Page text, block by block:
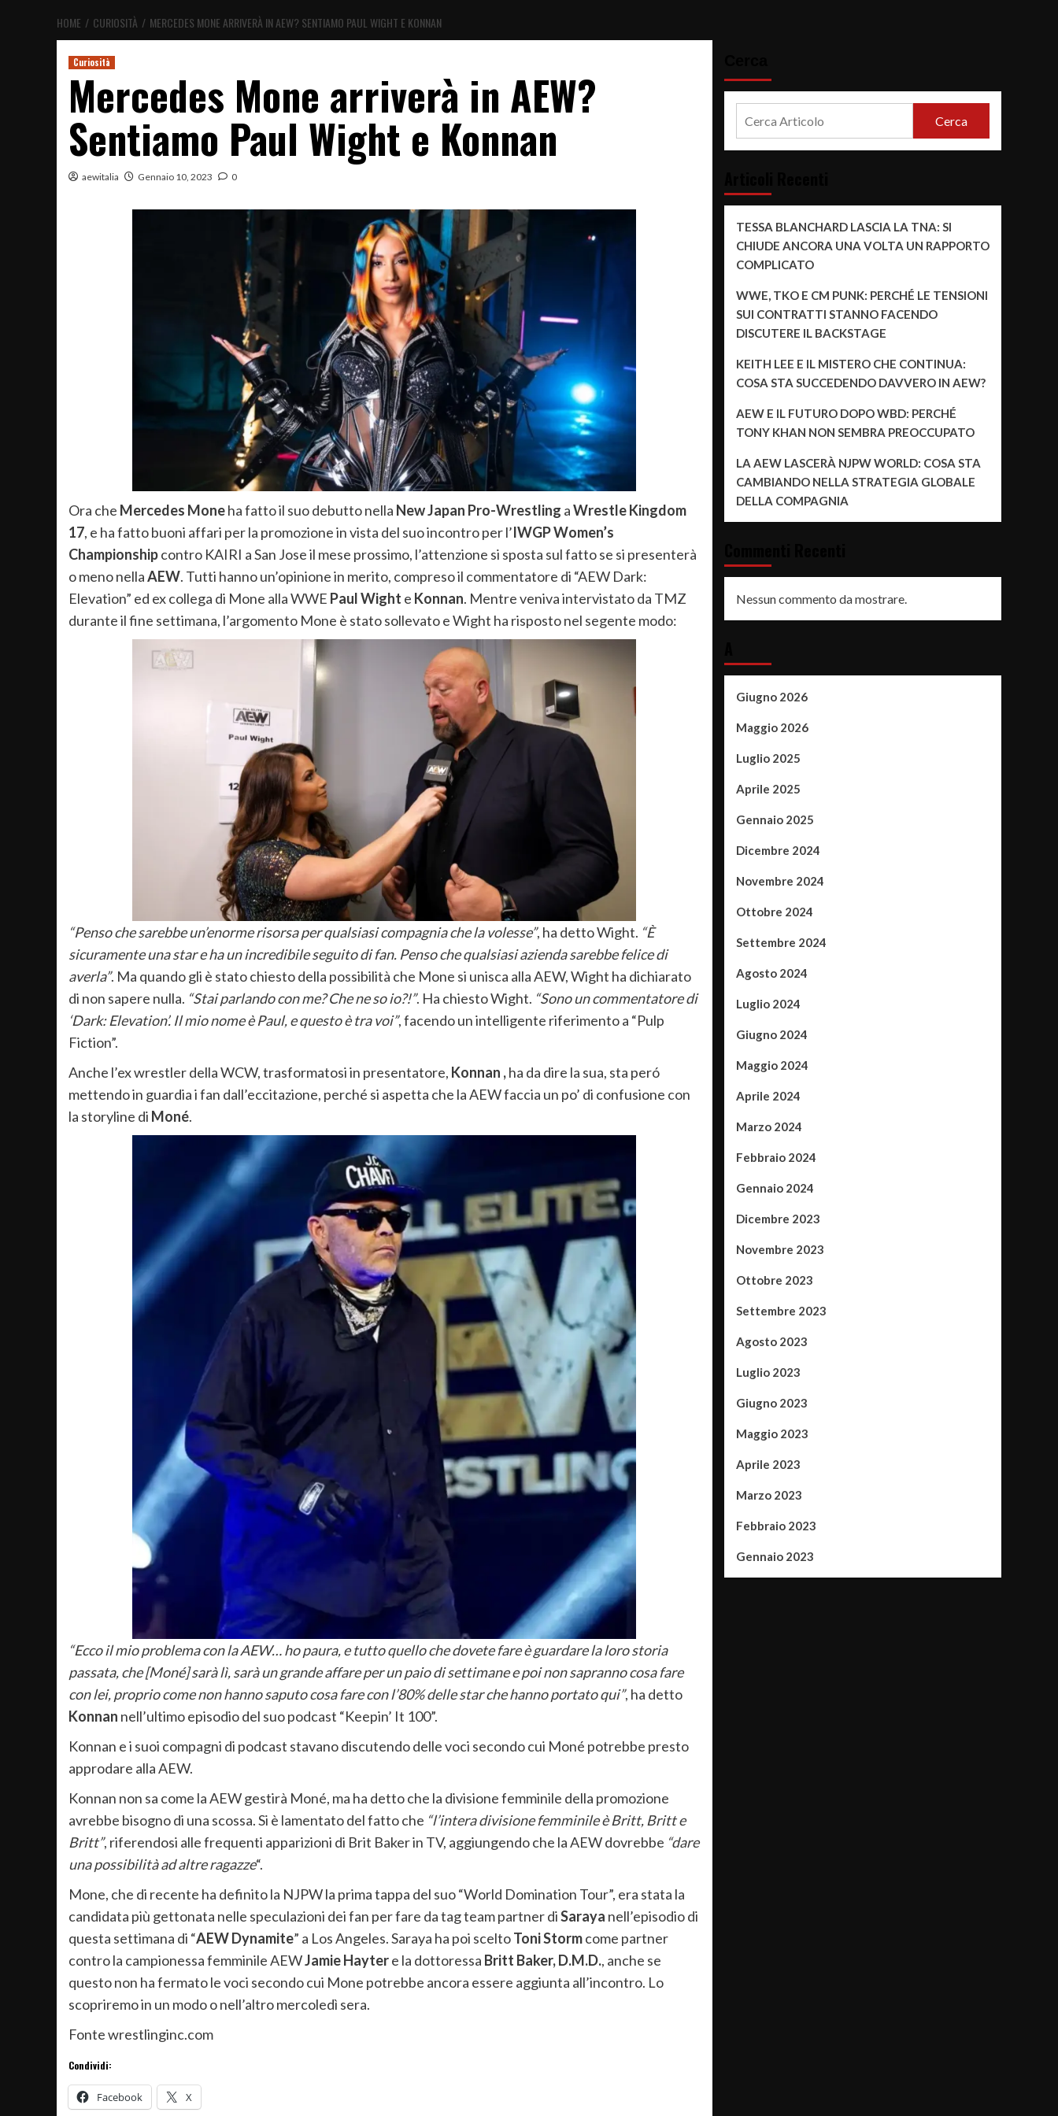
HOME CURIOSITÀ MERCEDES MONE ARRIVERÀ IN AEW? SENTIAMO PAUL WIGHT E KONNAN
Curiosità
Mercedes Mone arriverà in AEW?
Sentiamo Paul Wight e Konnan
aewitalia Gennaio 10, 2023 0
Ora che Mercedes Moneha fatto il suo debutto nella New Japan Pro-Wrestling aWrestle Kingdom
17, e ha fatto buoni affari per la promozione in vista del suo incontro per l’IWGP Women’s
Championshipcontro KAIRI a San Jose il mese prossimo, l’attenzione si sposta sul fatto se si presenterà
o meno nellaAEW. Tutti hanno un’opinione in merito, compreso il commentatore di “AEW Dark:
Elevation” ed ex collega di Mone alla WWE Paul Wight e Konnan. Mentre veniva intervistato da TMZ
durante il fine settimana, l’argomento Mone è stato sollevato e Wight ha risposto nel segente modo:
“Penso che sarebbe un’enorme risorsa per qualsiasi compagnia che la volesse”, ha detto Wight. “È
sicuramente una star e ha un incredibile seguito di fan. Penso che qualsiasi azienda sarebbe felice di
averla”. Ma quando gli è stato chiesto della possibilità che Mone si unisca alla AEW, Wight ha dichiarato
di non sapere nulla. “Stai parlando con me? Che ne so io?!”. Ha chiesto Wight. “Sono un commentatore di
‘Dark: Elevation’. Il mio nome è Paul, e questo è tra voi”, facendo un intelligente riferimento a “Pulp
Fiction”.
Anche l’ex wrestler della WCW, trasformatosi in presentatore, Konnan ,ha da dire la sua, sta peró
mettendo in guardia i fan dall’eccitazione, perché si aspetta che la AEW faccia un po’ di confusione con
la storyline di Moné.
“Ecco il mio problema con la AEW… ho paura, e tutto quello che dovete fare è guardare la loro storia
passata, che [Moné] sarà lì, sarà un grande affare per un paio di settimane e poi non sapranno cosa fare
con lei, proprio come non hanno saputo cosa fare con l’80% delle star che hanno portato qui”, ha detto
Konnan nell’ultimo episodio del suo podcast “Keepin’ It 100”.
Konnan e i suoi compagni di podcast stavano discutendo delle voci secondo cui Moné potrebbe presto
approdare alla AEW.
Konnan non sa come la AEW gestirà Moné, ma ha detto che la divisione femminile della promozione
avrebbe bisogno di una scossa. Si è lamentato del fatto che “l’intera divisione femminile è Britt, Britt e
Britt”, riferendosi alle frequenti apparizioni di Brit Baker in TV, aggiungendo che la AEW dovrebbe “dare
una possibilità ad altre ragazze“.
Mone, che di recente ha definito la NJPW la prima tappa del suo “World Domination Tour”, era stata la
candidata più gettonata nelle speculazioni dei fan per fare da tag team partner diSaraya nell’episodio di
questa settimana di “AEW Dynamite” a Los Angeles. Saraya ha poi sceltoToni Stormcome partner
contro la campionessa femminile AEWJamie Haytere la dottoressa Britt Baker, D.M.D., anche se
questo non ha fermato le voci secondo cui Mone potrebbe ancora essere aggiunta all’incontro. Lo
scopriremo in un modo o nell’altro mercoledì sera.
Fonte wrestlinginc.com
Condividi:
Facebook X
Cerca
TESSA BLANCHARD LASCIA LA TNA: SI
CHIUDE ANCORA UNA VOLTA UN RAPPORTO
COMPLICATO
WWE, TKO E CM PUNK: PERCHÉ LE TENSIONI
SUI CONTRATTI STANNO FACENDO
DISCUTERE IL BACKSTAGE
KEITH LEE E IL MISTERO CHE CONTINUA:
COSA STA SUCCEDENDO DAVVERO IN AEW?
AEW E IL FUTURO DOPO WBD: PERCHÉ
TONY KHAN NON SEMBRA PREOCCUPATO
LA AEW LASCERÀ NJPW WORLD: COSA STA
CAMBIANDO NELLA STRATEGIA GLOBALE
DELLA COMPAGNIA
Nessun commento da mostrare.
Giugno 2026
Maggio 2026
Luglio 2025
Aprile 2025
Gennaio 2025
Dicembre 2024
Novembre 2024
Ottobre 2024
Settembre 2024
Agosto 2024
Luglio 2024
Giugno 2024
Maggio 2024
Aprile 2024
Marzo 2024
Febbraio 2024
Gennaio 2024
Dicembre 2023
Novembre 2023
Ottobre 2023
Settembre 2023
Agosto 2023
Luglio 2023
Giugno 2023
Maggio 2023
Aprile 2023
Marzo 2023
Febbraio 2023
Gennaio 2023